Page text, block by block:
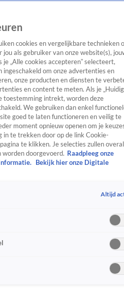
TV Algemeen
Tip
RealityCrimeVideo's
cookies en vergelijkbare technieken
als gebruiker van onze website(s),
„Alle cookies accepteren” selecteert,
om onze advertenties en
onze producten en diensten te
en content te meten. Als je
toestemming intrekt, worden deze
We gebruiken dan enkel
goed te laten functioneren en veilig te
moment opnieuw openen om je
in te trekken door op de link Cookie-
te klikken. Je selecties zullen overal
worden doorgevoerd. Raadpleeg onze
Bekijk hier onze Digitale
Altijd